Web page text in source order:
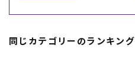
同じカテゴリーのランキング